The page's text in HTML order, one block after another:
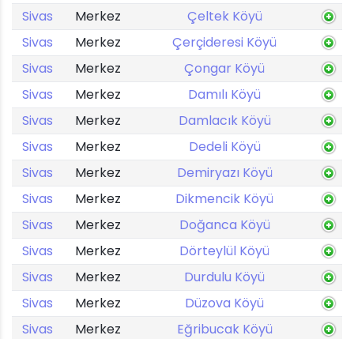
Sivas
Merkez
Çeltek Köyü
Sivas
Merkez
Çerçideresi Köyü
Sivas
Merkez
Çongar Köyü
Sivas
Merkez
Damılı Köyü
Sivas
Merkez
Damlacık Köyü
Sivas
Merkez
Dedeli Köyü
Sivas
Merkez
Demiryazı Köyü
Sivas
Merkez
Dikmencik Köyü
Sivas
Merkez
Doğanca Köyü
Sivas
Merkez
Dörteylül Köyü
Sivas
Merkez
Durdulu Köyü
Sivas
Merkez
Düzova Köyü
Sivas
Merkez
Eğribucak Köyü